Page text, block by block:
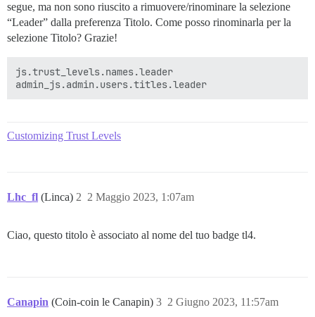
segue, ma non sono riuscito a rimuovere/rinominare la selezione
“Leader” dalla preferenza Titolo. Come posso rinominarla per la
selezione Titolo? Grazie!
js.trust_levels.names.leader
Customizing Trust Levels
Lhc_fl (Linca) 2 Maggio 2023, 1:07am
2
Ciao, questo titolo è associato al nome del tuo badge tl4.
Canapin (Coin-coin le Canapin) 2 Giugno 2023, 11:57am
3